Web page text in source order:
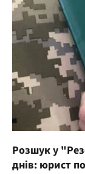
Розшук у
днів: юрист